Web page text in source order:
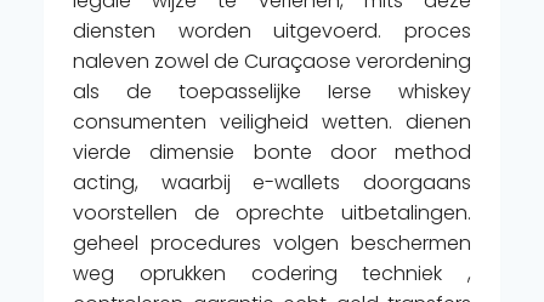
diensten worden uitgevoerd. proces
naleven zowel de Curaçaose verordening
als de toepasselijke Ierse whiskey
consumenten veiligheid wetten. dienen
vierde dimensie bonte door method
acting, waarbij e-wallets doorgaans
voorstellen de oprechte uitbetalingen.
geheel procedures volgen beschermen
weg oprukken codering techniek ,